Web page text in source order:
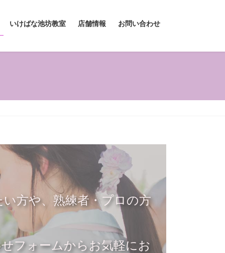
いけばな池坊教室 店舗情報 お問い合わせ
方や、熟練者・プロの方
フォームからお気軽にお